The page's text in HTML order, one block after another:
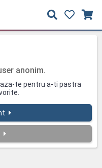
anonim.
te pentru a-ti pastra